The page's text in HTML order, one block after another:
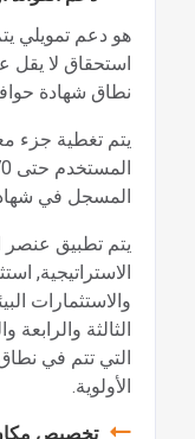
هو دعم تمويلي
استحقاق لا
نطاق شهادة
يتم تغطية جزء
المسجل في
يتم تطبيق عنصر
الاستراتيجية,
والاستثمارات
الثالثة
التي تتم في
الأولوية.
تخصيص مكان